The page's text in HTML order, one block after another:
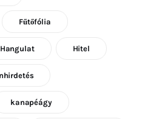
Fűtőfólia
Hangulat Hitel
kanapéágy